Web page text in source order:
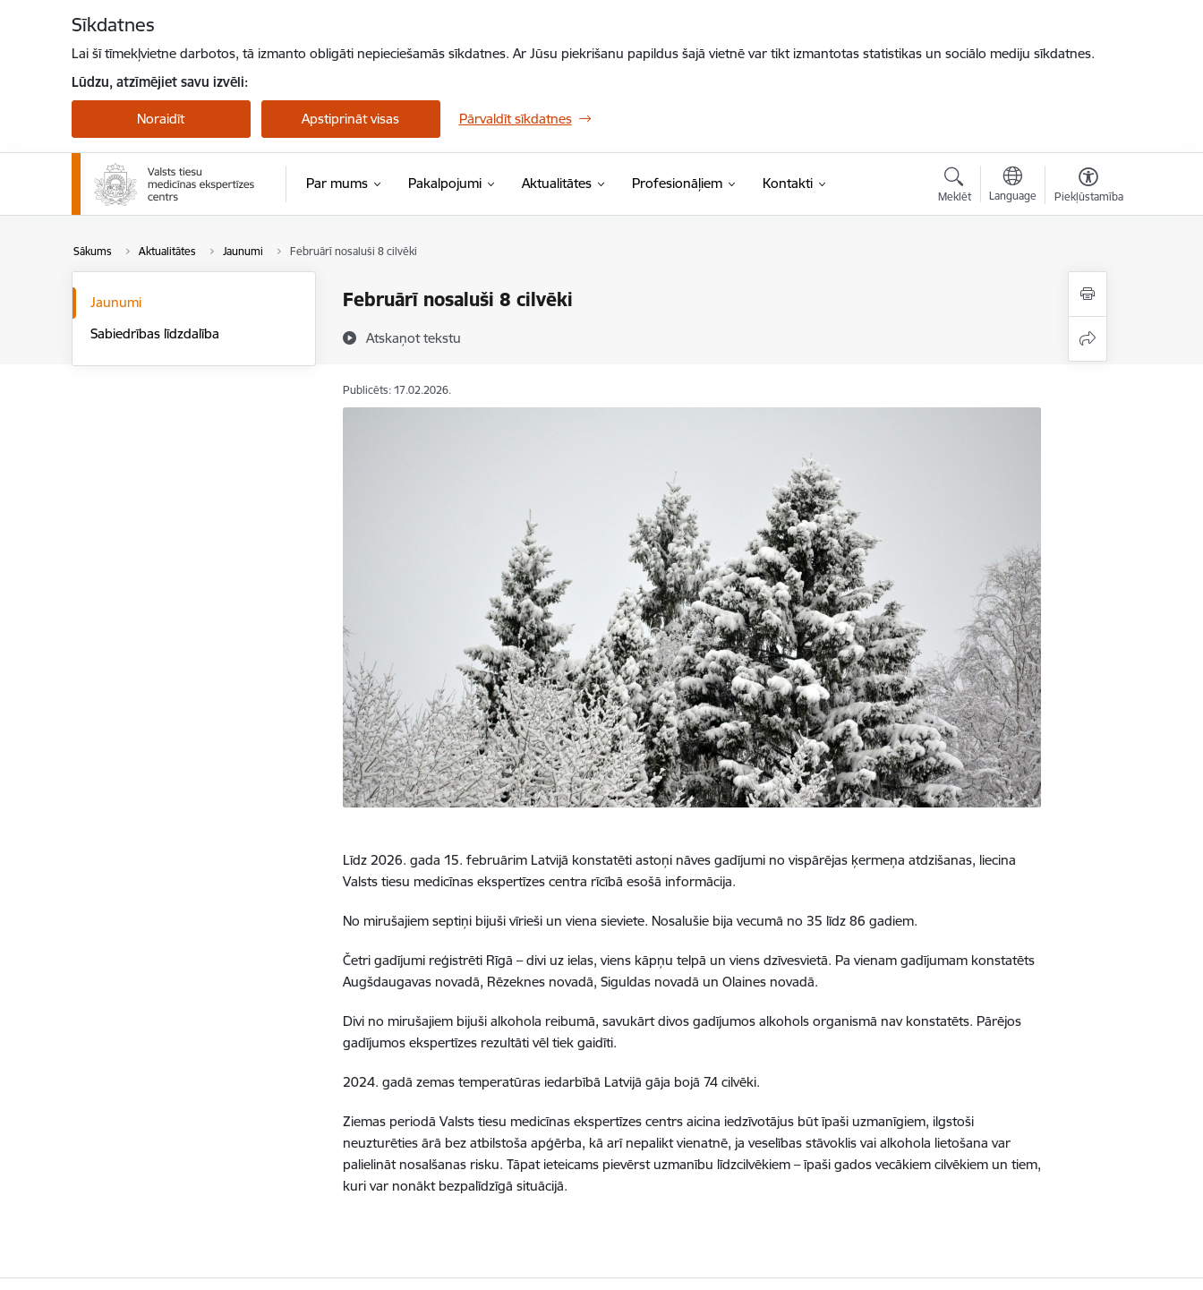
Sīkdatnes
Lai šī tīmekļvietne darbotos, tā izmanto obligāti nepieciešamās sīkdatnes. Ar Jūsu piekrišanu papildus šajā vietnē var tikt izmantotas statistikas un sociālo mediju sīkdatnes.
Lūdzu, atzīmējiet savu izvēli:
Noraidīt Apstiprināt visas Pārvaldīt sīkdatnes
Par mums Pakalpojumi Aktualitātes Profesionāļiem Kontakti
Meklēt Language Piekļūstamība
Sākums Aktualitātes Jaunumi Februārī nosaluši 8 cilvēki
Februārī nosaluši 8 cilvēki
Atskaņot tekstu
Jaunumi
Sabiedrības līdzdalība
Publicēts: 17.02.2026.
Līdz 2026. gada 15. februārim Latvijā konstatēti astoņi nāves gadījumi no vispārējas ķermeņa atdzišanas, liecina
Valsts tiesu medicīnas ekspertīzes centra rīcībā esošā informācija.
No mirušajiem septiņi bijuši vīrieši un viena sieviete. Nosalušie bija vecumā no 35 līdz 86 gadiem.
Četri gadījumi reģistrēti Rīgā – divi uz ielas, viens kāpņu telpā un viens dzīvesvietā. Pa vienam gadījumam konstatēts
Augšdaugavas novadā, Rēzeknes novadā, Siguldas novadā un Olaines novadā.
Divi no mirušajiem bijuši alkohola reibumā, savukārt divos gadījumos alkohols organismā nav konstatēts. Pārējos
gadījumos ekspertīzes rezultāti vēl tiek gaidīti.
2024. gadā zemas temperatūras iedarbībā Latvijā gāja bojā 74 cilvēki.
Ziemas periodā Valsts tiesu medicīnas ekspertīzes centrs aicina iedzīvotājus būt īpaši uzmanīgiem, ilgstoši
neuzturēties ārā bez atbilstoša apģērba, kā arī nepalikt vienatnē, ja veselības stāvoklis vai alkohola lietošana var
palielināt nosalšanas risku. Tāpat ieteicams pievērst uzmanību līdzcilvēkiem – īpaši gados vecākiem cilvēkiem un tiem,
kuri var nonākt bezpalīdzīgā situācijā.